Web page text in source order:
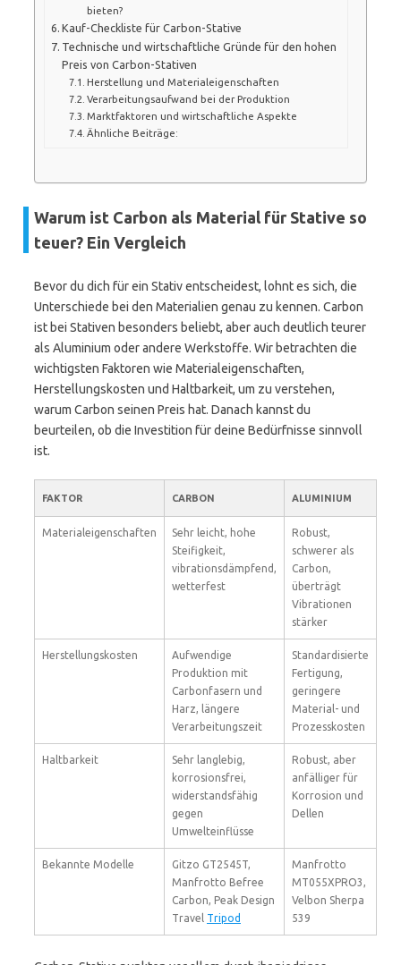
bieten?
Kauf-Checkliste für Carbon-Stative
Technische und wirtschaftliche Gründe für den hohen
Preis von Carbon-Stativen
Herstellung und Materialeigenschaften
Verarbeitungsaufwand bei der Produktion
Marktfaktoren und wirtschaftliche Aspekte
Ähnliche Beiträge:
Warum ist Carbon als Material für Stative so
teuer? Ein Vergleich
Bevor du dich für ein Stativ entscheidest, lohnt es sich, die
Unterschiede bei den Materialien genau zu kennen. Carbon
ist bei Stativen besonders beliebt, aber auch deutlich teurer
als Aluminium oder andere Werkstoffe. Wir betrachten die
wichtigsten Faktoren wie Materialeigenschaften,
Herstellungskosten und Haltbarkeit, um zu verstehen,
warum Carbon seinen Preis hat. Danach kannst du
beurteilen, ob die Investition für deine Bedürfnisse sinnvoll
ist.
FAKTOR CARBON ALUMINIUM
Materialeigenschaften
Sehr leicht, hohe
Steifigkeit,
vibrationsdämpfend,
wetterfest
Robust,
schwerer als
Carbon,
überträgt
Vibrationen
stärker
Herstellungskosten
Aufwendige
Produktion mit
Carbonfasern und
Harz, längere
Verarbeitungszeit
Standardisierte
Fertigung,
geringere
Material- und
Prozesskosten
Haltbarkeit
Sehr langlebig,
korrosionsfrei,
widerstandsfähig
gegen
Umwelteinflüsse
Robust, aber
anfälliger für
Korrosion und
Dellen
Bekannte Modelle
Gitzo GT2545T,
Manfrotto Befree
Carbon, Peak Design
Travel Tripod
Manfrotto
MT055XPRO3,
Velbon Sherpa
539